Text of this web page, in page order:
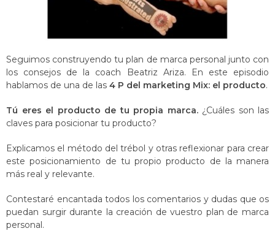
Seguimos construyendo tu plan de marca personal junto con
los consejos de la coach Beatriz Ariza. En este episodio
hablamos de una de las 4 P del marketing Mix: el producto.
Tú eres el producto de tu propia marca.¿Cuáles son las
claves para posicionar tu producto?
Explicamos el método del trébol y otras reflexionar para crear
este posicionamiento de tu propio producto de la manera
más real y relevante.
Contestaré encantada todos los comentarios y dudas que os
puedan surgir durante la creación de vuestro plan de marca
personal.